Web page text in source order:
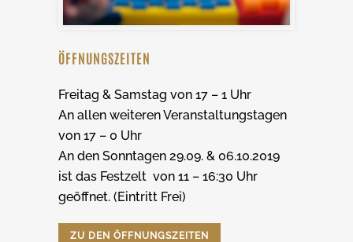
ÖFFNUNGSZEITEN
Freitag & Samstag von 17 – 1 Uhr
An allen weiteren Veranstaltungstagen
von 17 – 0 Uhr
An den Sonntagen 29.09. & 06.10.2019
ist das Festzelt von 11 – 16:30 Uhr
geöffnet. (Eintritt Frei)
ZU DEN ÖFFNUNGSZEITEN